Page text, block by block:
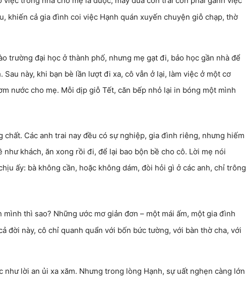
khiến cả gia đình coi việc Hạnh quán xuyến chuyện giỗ chạp, thờ
trường đại học ở thành phố, nhưng mẹ gạt đi, bảo học gần nhà để
này, khi bạn bè lần lượt đi xa, cô vẫn ở lại, làm việc ở một cơ
nước cho mẹ. Mỗi dịp giỗ Tết, căn bếp nhỏ lại in bóng một mình
chất. Các anh trai nay đều có sự nghiệp, gia đình riêng, nhưng hiếm
khách, ăn xong rồi đi, để lại bao bộn bề cho cô. Lời mẹ nói
ấy: bà không cần, hoặc không dám, đòi hỏi gì ở các anh, chỉ trông
thì sao? Những ước mơ giản đơn – một mái ấm, một gia đình
đời này, cô chỉ quanh quẩn với bốn bức tường, với bàn thờ cha, với
lời an ủi xa xăm. Nhưng trong lòng Hạnh, sự uất nghẹn càng lớn